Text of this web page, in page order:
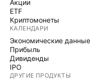
Акции
ETF
Криптомонеты
КАЛЕНДАРИ
Экономические данные
Прибыль
Дивиденды
IPO
ДРУГИЕ ПРОДУКТЫ